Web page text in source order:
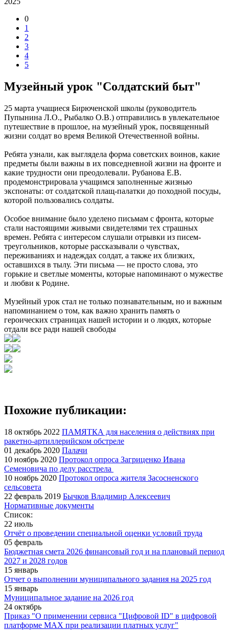
0
1
2
3
4
5
Музейный урок "Солдатский быт"
25 марта учащиеся Бирюченской школы (руководитель
Пупынина Л.О., Рыбалко О.В.) отправились в увлекательное
путешествие в прошлое, на музейный урок, посвященный
жизни солдат во время Великой Отечественной войны.
Ребята узнали, как выглядела форма советских воинов, какие
предметы были важны в их повседневной жизни на фронте и
какие трудности они преодолевали. Рубанова Е.В.
продемонстрировала учащимся заполненные жизнью
экспонаты: от солдатской плащ-палатки до походной посуды,
которой пользовались солдаты.
Особое внимание было уделено письмам с фронта, которые
стали настоящими живыми свидетелями тех страшных
времен. Ребята с интересом слушали отрывки из писем-
треугольников, которые рассказывали о чувствах,
переживаниях и надеждах солдат, а также их близких,
оставшихся в тылу. Эти письма — не просто слова, это
горькие и светлые моменты, которые напоминают о мужестве
и любви к Родине.
Музейный урок стал не только познавательным, но и важным
напоминанием о том, как важно хранить память о
героических страницах нашей истории и о людях, которые
отдали все ради нашей свободы
Похожие публикации:
18 октябрь 2022 ПАМЯТКА для населения о действиях при
ракетно-артиллерийском обстреле
01 декабрь 2020 Палачи
10 ноябрь 2020 Протокол опроса Загриценко Ивана
Семеновича по делу расстрела
10 ноябрь 2020 Протокол опроса жителя Засосненского
сельсовета
22 февраль 2019 Бычков Владимир Алексеевич
Нормативные документы
Список:
22 июль
Отчёт о проведении специальной оценки условий труда
05 февраль
Бюджетная смета 2026 финансовый год и на плановый период
2027 и 2028 годов
15 январь
Отчет о выполнении муниципального задания на 2025 год
15 январь
Муниципальное задание на 2026 год
24 октябрь
Приказ "О применении сервиса "Цифровой ID" в цифровой
платформе МАХ при реализации платных услуг"